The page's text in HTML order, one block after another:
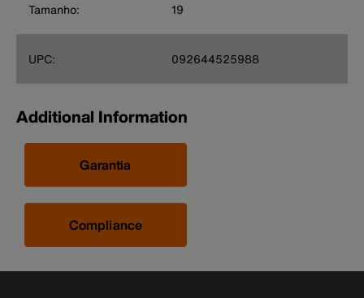
Tamanho: 19
UPC: 092644525988
Additional Information
Garantia
Compliance